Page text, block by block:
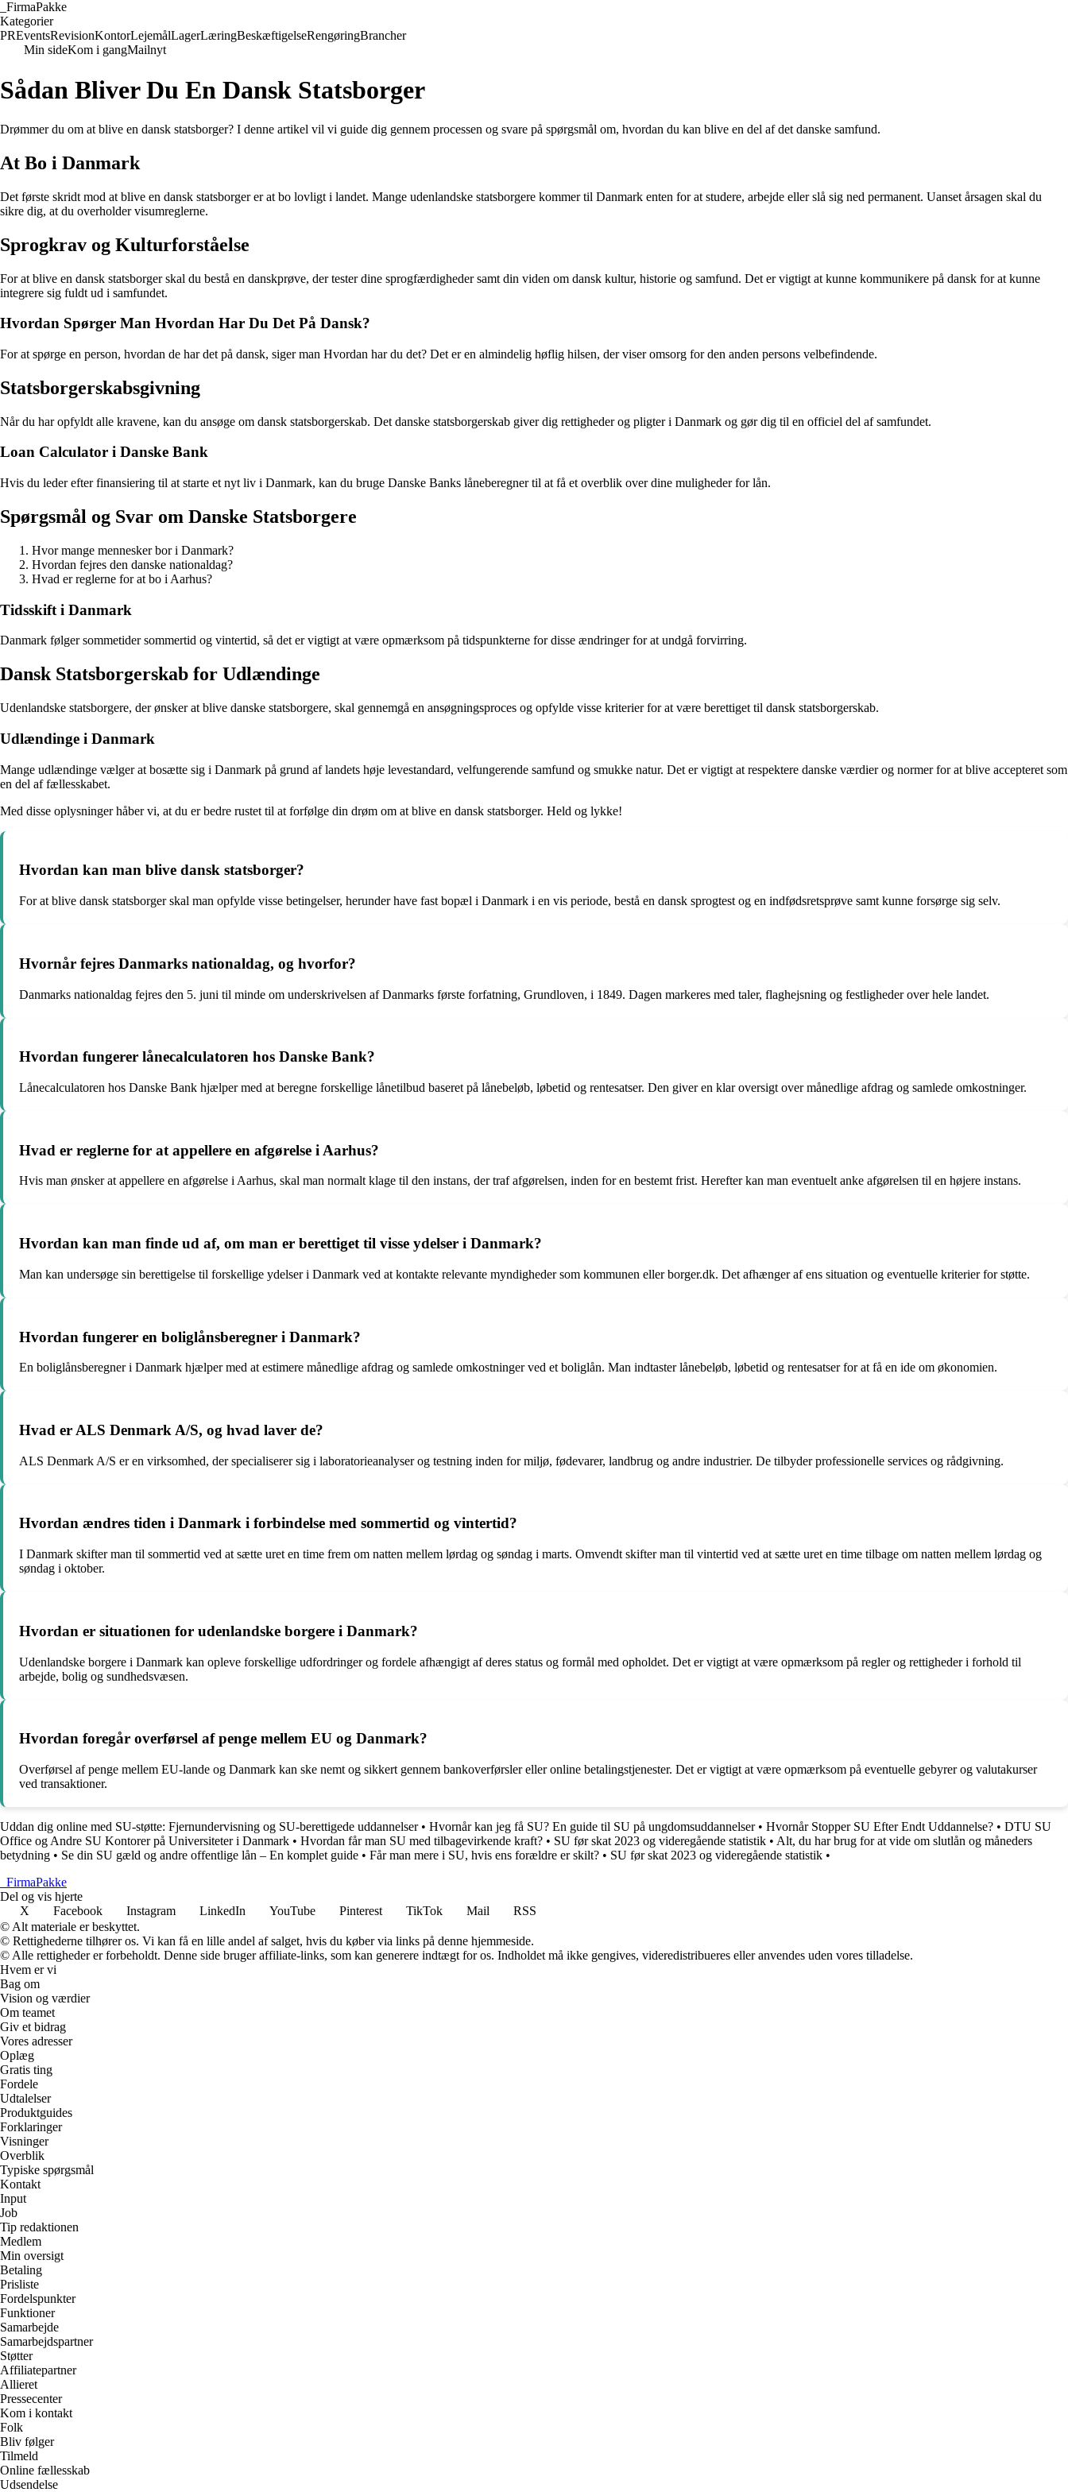
FirmaPakke
Kategorier
PREventsRevisionKontorLejemålLagerLæringBeskæftigelseRengøringBrancher
Min sideKom i gangMailnyt
Sådan Bliver Du En Dansk Statsborger
Drømmer du om at blive en dansk statsborger? I denne artikel vil vi guide dig gennem processen og svare på spørgsmål om, hvordan du kan blive en del af det danske samfund.
At Bo i Danmark
Det første skridt mod at blive en dansk statsborger er at bo lovligt i landet. Mange udenlandske statsborgere kommer til Danmark enten for at studere, arbejde eller slå sig ned permanent. Uanset årsagen skal du
sikre dig, at du overholder visumreglerne.
Sprogkrav og Kulturforståelse
For at blive en dansk statsborger skal du bestå en danskprøve, der tester dine sprogfærdigheder samt din viden om dansk kultur, historie og samfund. Det er vigtigt at kunne kommunikere på dansk for at kunne
integrere sig fuldt ud i samfundet.
Hvordan Spørger Man Hvordan Har Du Det På Dansk?
For at spørge en person, hvordan de har det på dansk, siger man Hvordan har du det? Det er en almindelig høflig hilsen, der viser omsorg for den anden persons velbefindende.
Statsborgerskabsgivning
Når du har opfyldt alle kravene, kan du ansøge om dansk statsborgerskab. Det danske statsborgerskab giver dig rettigheder og pligter i Danmark og gør dig til en officiel del af samfundet.
Loan Calculator i Danske Bank
Hvis du leder efter finansiering til at starte et nyt liv i Danmark, kan du bruge Danske Banks låneberegner til at få et overblik over dine muligheder for lån.
Spørgsmål og Svar om Danske Statsborgere
Hvor mange mennesker bor i Danmark?
Hvordan fejres den danske nationaldag?
Hvad er reglerne for at bo i Aarhus?
Tidsskift i Danmark
Danmark følger sommetider sommertid og vintertid, så det er vigtigt at være opmærksom på tidspunkterne for disse ændringer for at undgå forvirring.
Dansk Statsborgerskab for Udlændinge
Udenlandske statsborgere, der ønsker at blive danske statsborgere, skal gennemgå en ansøgningsproces og opfylde visse kriterier for at være berettiget til dansk statsborgerskab.
Udlændinge i Danmark
Mange udlændinge vælger at bosætte sig i Danmark på grund af landets høje levestandard, velfungerende samfund og smukke natur. Det er vigtigt at respektere danske værdier og normer for at blive accepteret som
en del af fællesskabet.
Med disse oplysninger håber vi, at du er bedre rustet til at forfølge din drøm om at blive en dansk statsborger. Held og lykke!
Hvordan kan man blive dansk statsborger?
For at blive dansk statsborger skal man opfylde visse betingelser, herunder have fast bopæl i Danmark i en vis periode, bestå en dansk sprogtest og en indfødsretsprøve samt kunne forsørge sig selv.
Hvornår fejres Danmarks nationaldag, og hvorfor?
Danmarks nationaldag fejres den 5. juni til minde om underskrivelsen af Danmarks første forfatning, Grundloven, i 1849. Dagen markeres med taler, flaghejsning og festligheder over hele landet.
Hvordan fungerer lånecalculatoren hos Danske Bank?
Lånecalculatoren hos Danske Bank hjælper med at beregne forskellige lånetilbud baseret på lånebeløb, løbetid og rentesatser. Den giver en klar oversigt over månedlige afdrag og samlede omkostninger.
Hvad er reglerne for at appellere en afgørelse i Aarhus?
Hvis man ønsker at appellere en afgørelse i Aarhus, skal man normalt klage til den instans, der traf afgørelsen, inden for en bestemt frist. Herefter kan man eventuelt anke afgørelsen til en højere instans.
Hvordan kan man finde ud af, om man er berettiget til visse ydelser i Danmark?
Man kan undersøge sin berettigelse til forskellige ydelser i Danmark ved at kontakte relevante myndigheder som kommunen eller borger.dk. Det afhænger af ens situation og eventuelle kriterier for støtte.
Hvordan fungerer en boliglånsberegner i Danmark?
En boliglånsberegner i Danmark hjælper med at estimere månedlige afdrag og samlede omkostninger ved et boliglån. Man indtaster lånebeløb, løbetid og rentesatser for at få en ide om økonomien.
Hvad er ALS Denmark A/S, og hvad laver de?
ALS Denmark A/S er en virksomhed, der specialiserer sig i laboratorieanalyser og testning inden for miljø, fødevarer, landbrug og andre industrier. De tilbyder professionelle services og rådgivning.
Hvordan ændres tiden i Danmark i forbindelse med sommertid og vintertid?
I Danmark skifter man til sommertid ved at sætte uret en time frem om natten mellem lørdag og søndag i marts. Omvendt skifter man til vintertid ved at sætte uret en time tilbage om natten mellem lørdag og
søndag i oktober.
Hvordan er situationen for udenlandske borgere i Danmark?
Udenlandske borgere i Danmark kan opleve forskellige udfordringer og fordele afhængigt af deres status og formål med opholdet. Det er vigtigt at være opmærksom på regler og rettigheder i forhold til
arbejde, bolig og sundhedsvæsen.
Hvordan foregår overførsel af penge mellem EU og Danmark?
Overførsel af penge mellem EU-lande og Danmark kan ske nemt og sikkert gennem bankoverførsler eller online betalingstjenester. Det er vigtigt at være opmærksom på eventuelle gebyrer og valutakurser
ved transaktioner.
Uddan dig online med SU-støtte: Fjernundervisning og SU-berettigede uddannelser• Hvornår kan jeg få SU? En guide til SU på ungdomsuddannelser• Hvornår Stopper SU Efter Endt Uddannelse? • DTU SU
Office og Andre SU Kontorer på Universiteter i Danmark • Hvordan får man SU med tilbagevirkende kraft? • SU før skat 2023 og videregående statistik • Alt, du har brug for at vide om slutlån og måneders
betydning • Se din SU gæld og andre offentlige lån – En komplet guide • Får man mere i SU, hvis ens forældre er skilt? • SU før skat 2023 og videregående statistik •
FirmaPakke
Del og vis hjerte
X
Facebook Instagram LinkedIn YouTube Pinterest TikTok Mail
RSS
© Alt materiale er beskyttet.
© Rettighederne tilhører os. Vi kan få en lille andel af salget, hvis du køber via links på denne hjemmeside.
© Alle rettigheder er forbeholdt. Denne side bruger affiliate-links, som kan generere indtægt for os. Indholdet må ikke gengives, videredistribueres eller anvendes uden vores tilladelse.
Hvem er vi
Bag om
Vision og værdier
Om teamet
Giv et bidrag
Vores adresser
Oplæg
Gratis ting
Fordele
Udtalelser
Produktguides
Forklaringer
Visninger
Overblik
Typiske spørgsmål
Kontakt
Input
Job
Tip redaktionen
Medlem
Min oversigt
Betaling
Prisliste
Fordelspunkter
Funktioner
Samarbejde
Samarbejdspartner
Støtter
Affiliatepartner
Allieret
Pressecenter
Kom i kontakt
Folk
Bliv følger
Tilmeld
Online fællesskab
Udsendelse